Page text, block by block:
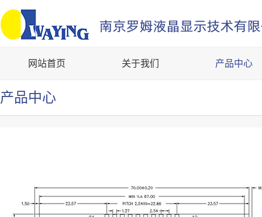
网站首页 关于我们 产品中心
产品中心